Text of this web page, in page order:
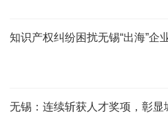
知识产权纠纷困扰无锡“出海”企
无锡：连续斩获人才奖项，彰显